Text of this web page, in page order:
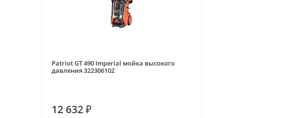
Patriot GT 490 Imperial мойка высокого
давления 322306102
12 632 ₽